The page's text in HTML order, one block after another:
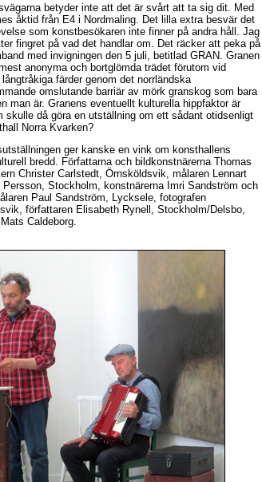
betyder inte att det är svårt att ta sig dit. Med
åktid från E4 i Nordmaling. Det lilla extra besvär det
som konstbesökaren inte finner på andra håll. Jag
fingret på vad det handlar om. Det räcker att peka på
med invigningen den 5 juli, betitlad GRAN. Granen
anonyma och bortglömda trädet förutom vid
färder genom det norrländska
omslutande barriär av mörk granskog som bara
man är. Granens eventuellt kulturella hippfaktor är
skulle då göra en utställning om ett sådant otidsenligt
Norra Kvarken?
ger kanske en vink om konsthallens
bredd. Författarna och bildkonstnärerna Thomas
Christer Carlstedt, Örnsköldsvik, målaren Lennart
Stockholm, konstnärerna Imri Sandström och
Paul Sandström, Lycksele, fotografen
författaren Elisabeth Rynell, Stockholm/Delsbo,
Caldeborg.